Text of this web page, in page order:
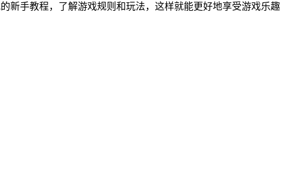
新手教程，了解游戏规则和玩法，这样就能更好地享受游戏乐趣